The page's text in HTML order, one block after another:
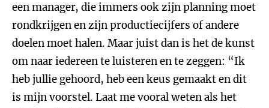
een manager, die immers ook zijn planning moet
rondkrijgen en zijn productiecijfers of andere
doelen moet halen. Maar juist dan is het de kunst
om naar iedereen te luisteren en te zeggen: “Ik
heb jullie gehoord, heb een keus gemaakt en dit
is mijn voorstel. Laat me vooral weten als het